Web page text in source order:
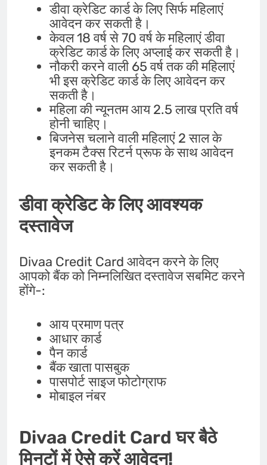
डीवा क्रेडिट कार्ड के लिए सिर्फ महिलाएं
आवेदन कर सकती है।
केवल 18 वर्ष से 70 वर्ष के महिलाएं डीवा
क्रेडिट कार्ड के लिए अप्लाई कर सकती है।
नौकरी करने वाली 65 वर्ष तक की महिलाएं
भी इस क्रेडिट कार्ड के लिए आवेदन कर
सकती है।
महिला की न्यूनतम आय 2.5 लाख प्रति वर्ष
होनी चाहिए।
बिजनेस चलाने वाली महिलाएं 2 साल के
इनकम टैक्स रिटर्न प्रूफ के साथ आवेदन
कर सकती है।
डीवा क्रेडिट के लिए आवश्यक
दस्तावेज
Divaa Credit Card आवेदन करने के लिए
आपको बैंक को निम्नलिखित दस्तावेज सबमिट करने
होंगे-:
आय प्रमाण पत्र
आधार कार्ड
पैन कार्ड
बैंक खाता पासबुक
पासपोर्ट साइज फोटोग्राफ
मोबाइल नंबर
Divaa Credit Card घर बैठे
मिनटों में ऐसेकरें आवेदन!